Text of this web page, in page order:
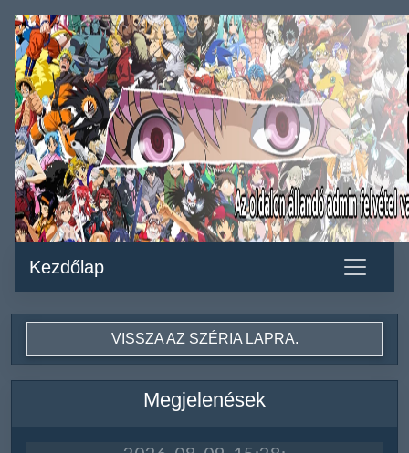
Kezdőlap
VISSZA AZ SZÉRIA LAPRA.
Megjelenések